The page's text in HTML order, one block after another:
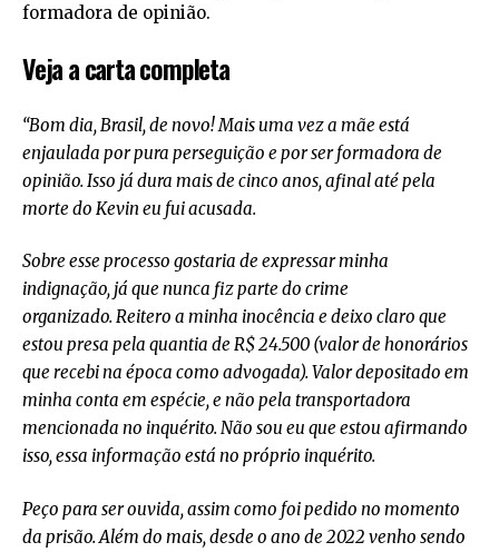
formadora de opinião.
Veja a carta completa
“Bom dia, Brasil, de novo! Mais uma vez a mãe está
enjaulada por pura perseguição e por ser formadora de
opinião. Isso já dura mais de cinco anos, afinal até pela
morte do Kevin eu fui acusada.
Sobre esse processo gostaria de expressar minha
indignação, já que nunca fiz parte do crime
organizado. Reitero a minha inocência e deixo claro que
estou presa pela quantia de R$ 24.500 (valor de honorários
que recebi na época como advogada). Valor depositado em
minha conta em espécie, e não pela transportadora
mencionada no inquérito. Não sou eu que estou afirmando
isso, essa informação está no próprio inquérito.
Peço para ser ouvida, assim como foi pedido no momento
da prisão. Além do mais, desde o ano de 2022 venho sendo